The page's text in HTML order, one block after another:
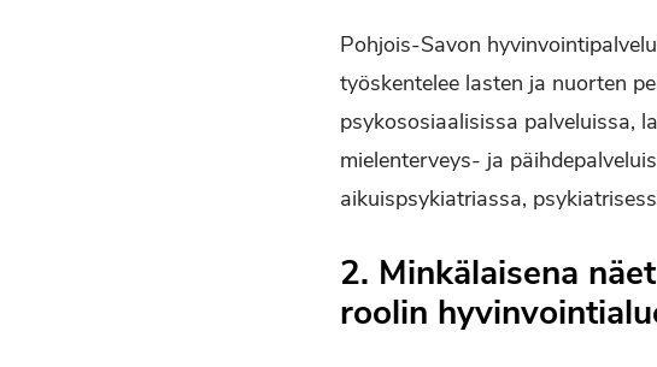
Pohjois-Savon
työskentelee lasten ja nuorten
psykososiaalisissa palveluissa,
mielenterveys- ja
aikuispsykiatriassa,
2. Minkälaisena
roolin